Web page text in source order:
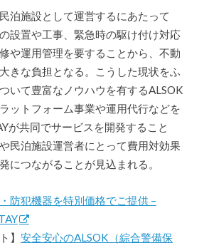
泊施設として運営するにあたって
設置や工事、緊急時の駆け付け対応
や運用管理を要することから、不動
きな負担となる。こうした現状をふ
いて豊富なノウハウを有するALSOK
ットフォーム事業や運用代行などを
が共同でサービスを開発すること
民泊施設運営者にとって費用対効果
につながることが見込まれる。
防犯機器を特別価格でご提供 –
】 安全安心のALSOK（綜合警備保